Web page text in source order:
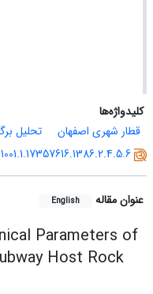
کلیدواژه‌ها
قطار شهری اصفهان
تحلیل
عنوان مقاله English
Parameters of
Host Rock